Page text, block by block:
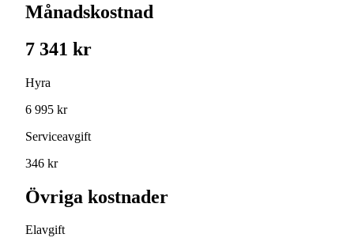
Månadskostnad
7 341 kr
Hyra
6 995 kr
Serviceavgift
346 kr
Övriga kostnader
Elavgift